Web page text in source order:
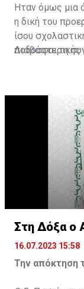
Ήταν όμως μια
η δική του
ίσου
ποδοσφαιρικής
31χρονος άσος.
Διαβάστε τη
Στη Δόξα ο
16.07.2023 15:58
Την απόκτηση